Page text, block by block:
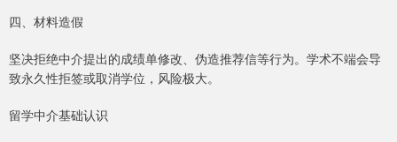
四、材料造假
坚决拒绝中介提出的成绩单修改、伪造推荐信等行为。学术不端会导
致永久性拒签或取消学位，风险极大。
留学中介基础认识